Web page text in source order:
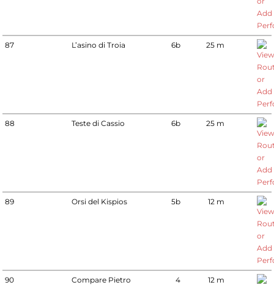
87 L’asino di Troia 6b 25 m
88 Teste di Cassio 6b 25 m
89 Orsi del Kispios 5b 12 m
90 Compare Pietro 4 12 m